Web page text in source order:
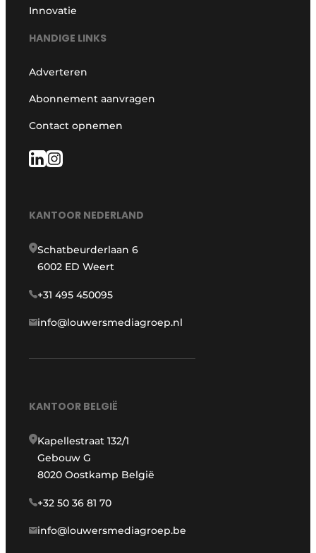
Innovatie
HANDIGE LINKS
Adverteren
Abonnement aanvragen
Contact opnemen
KANTOOR NEDERLAND
Schatbeurderlaan 6
6002 ED Weert
+31 495 450095
info@louwersmediagroep.nl
KANTOOR BELGIË
Kapellestraat 132/1
Gebouw G
8020 Oostkamp België
+32 50 36 81 70
info@louwersmediagroep.be